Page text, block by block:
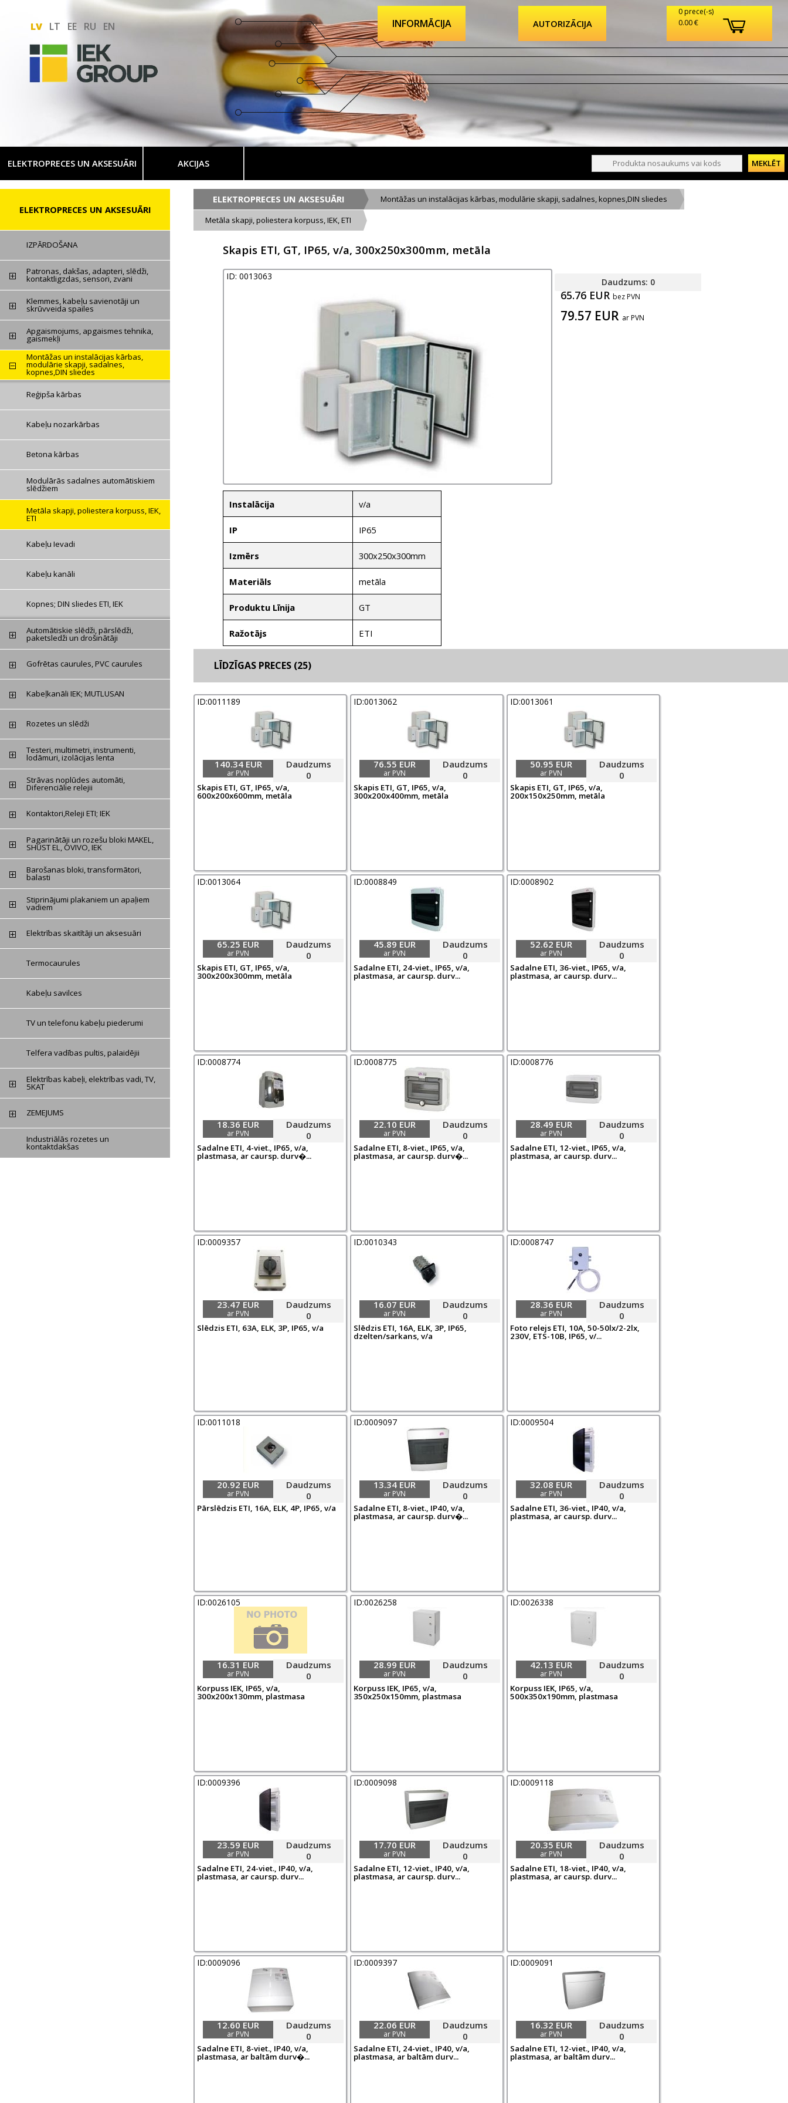
INFORMĀCIJA
0 prece(-s)
0.00 €
AUTORIZĀCIJA
LV LT EE RU EN
ELEKTROPRECES UN AKSESUĀRI AKCIJAS
ELEKTROPRECES UN AKSESUĀRI
IZPĀRDOŠANA
Patronas, dakšas, adapteri, slēdži,
kontaktligzdas, sensori, zvani
Klemmes, kabeļu savienotāji un
skrūvveida spailes
Apgaismojums, apgaismes tehnika,
gaismekļi
Montāžas un instalācijas kārbas,
modulārie skapji, sadalnes,
kopnes,DIN sliedes
Reģipša kārbas
Kabeļu nozarkārbas
Betona kārbas
Modulārās sadalnes automātiskiem
slēdžiem
Metāla skapji, poliestera korpuss, IEK,
ETI
Kabeļu Ievadi
Kabeļu kanāli
Kopnes; DIN sliedes ETI, IEK
Automātiskie slēdži, pārslēdži,
paketsledži un drošinātāji
Gofrētas caurules, PVC caurules
Kabeļkanāli IEK; MUTLUSAN
Rozetes un slēdži
Testeri, multimetri, instrumenti,
lodāmuri, izolācijas lenta
Strāvas noplūdes automāti,
Diferenciālie relejii
Kontaktori,Releji ETI; IEK
Pagarinātāji un rozešu bloki MAKEL,
SHUST EL, OVIVO, IEK
Barošanas bloki, transformātori,
balasti
Stiprinājumi plakaniem un apaļiem
vadiem
Elektrības skaitītāji un aksesuāri
Termocaurules
Kabeļu savilces
TV un telefonu kabeļu piederumi
Telfera vadības pultis, palaidējii
Elektrības kabeļi, elektrības vadi, TV,
5KAT
ZEMEJUMS
Industriālās rozetes un
kontaktdakšas
ELEKTROPRECES UN AKSESUĀRI
Montāžas un instalācijas kārbas, modulārie skapji, sadalnes, kopnes,DIN sliedes
Metāla skapji, poliestera korpuss, IEK, ETI
Skapis ETI, GT, IP65, v/a, 300x250x300mm, metāla
ID: 0013063
Instalācija v/a
IP IP65
Izmērs 300x250x300mm
Materiāls metāla
Produktu Līnija GT
Ražotājs ETI
Daudzums: 0
65.76 EUR bez PVN
79.57 EUR ar PVN
LĪDZĪGAS PRECES (25)
ID:0011189
Daudzums
0
140.34 EUR
ar PVN
Skapis ETI, GT, IP65, v/a,
600x200x600mm, metāla
ID:0013062
Daudzums
0
76.55 EUR
ar PVN
Skapis ETI, GT, IP65, v/a,
300x200x400mm, metāla
ID:0013061
Daudzums
0
50.95 EUR
ar PVN
Skapis ETI, GT, IP65, v/a,
200x150x250mm, metāla
ID:0013064
Daudzums
0
65.25 EUR
ar PVN
Skapis ETI, GT, IP65, v/a,
300x200x300mm, metāla
ID:0008849
Daudzums
0
45.89 EUR
ar PVN
Sadalne ETI, 24-viet., IP65, v/a,
plastmasa, ar caursp. durv...
ID:0008902
Daudzums
0
52.62 EUR
ar PVN
Sadalne ETI, 36-viet., IP65, v/a,
plastmasa, ar caursp. durv...
ID:0008774
Daudzums
0
18.36 EUR
ar PVN
Sadalne ETI, 4-viet., IP65, v/a,
plastmasa, ar caursp. durv�...
ID:0008775
Daudzums
0
22.10 EUR
ar PVN
Sadalne ETI, 8-viet., IP65, v/a,
plastmasa, ar caursp. durv�...
ID:0008776
Daudzums
0
28.49 EUR
ar PVN
Sadalne ETI, 12-viet., IP65, v/a,
plastmasa, ar caursp. durv...
ID:0009357
Daudzums
0
23.47 EUR
ar PVN
Slēdzis ETI, 63A, ELK, 3P, IP65, v/a
ID:0010343
Daudzums
0
16.07 EUR
ar PVN
Slēdzis ETI, 16A, ELK, 3P, IP65,
dzelten/sarkans, v/a
ID:0008747
Daudzums
0
28.36 EUR
ar PVN
Foto relejs ETI, 10A, 50-50lx/2-2lx,
230V, ETS-10B, IP65, v/...
ID:0011018
Daudzums
0
20.92 EUR
ar PVN
Pārslēdzis ETI, 16A, ELK, 4P, IP65, v/a
ID:0009097
Daudzums
0
13.34 EUR
ar PVN
Sadalne ETI, 8-viet., IP40, v/a,
plastmasa, ar caursp. durv�...
ID:0009504
Daudzums
0
32.08 EUR
ar PVN
Sadalne ETI, 36-viet., IP40, v/a,
plastmasa, ar caursp. durv...
ID:0026105
Daudzums
0
16.31 EUR
ar PVN
Korpuss IEK, IP65, v/a,
300x200x130mm, plastmasa
ID:0026258
Daudzums
0
28.99 EUR
ar PVN
Korpuss IEK, IP65, v/a,
350x250x150mm, plastmasa
ID:0026338
Daudzums
0
42.13 EUR
ar PVN
Korpuss IEK, IP65, v/a,
500x350x190mm, plastmasa
ID:0009396
Daudzums
0
23.59 EUR
ar PVN
Sadalne ETI, 24-viet., IP40, v/a,
plastmasa, ar caursp. durv...
ID:0009098
Daudzums
0
17.70 EUR
ar PVN
Sadalne ETI, 12-viet., IP40, v/a,
plastmasa, ar caursp. durv...
ID:0009118
Daudzums
0
20.35 EUR
ar PVN
Sadalne ETI, 18-viet., IP40, v/a,
plastmasa, ar caursp. durv...
ID:0009096
Daudzums
0
12.60 EUR
ar PVN
Sadalne ETI, 8-viet., IP40, v/a,
plastmasa, ar baltām durv�...
ID:0009397
Daudzums
0
22.06 EUR
ar PVN
Sadalne ETI, 24-viet., IP40, v/a,
plastmasa, ar baltām durv...
ID:0009091
Daudzums
0
16.32 EUR
ar PVN
Sadalne ETI, 12-viet., IP40, v/a,
plastmasa, ar baltām durv...